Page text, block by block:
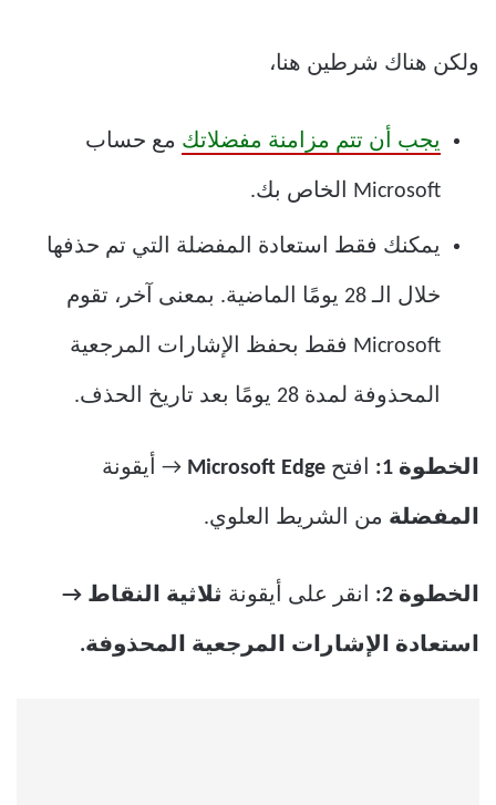
ولكن هناك شرطين هنا،
يجب أن تتم مزامنة مفضلاتك مع حساب
Microsoft الخاص بك.
يمكنك فقط استعادة المفضلة التي تم حذفها
خلال الـ 28 يومًا الماضية. بمعنى آخر، تقوم
Microsoft فقط بحفظ الإشارات المرجعية
المحذوفة لمدة 28 يومًا بعد تاريخ الحذف.
الخطوة 1: افتح → أيقونة
المفضلة من الشريط العلوي.
الخطوة 2: انقر على أيقونة ثلاثية النقاط →
استعادة الإشارات المرجعية المحذوفة.